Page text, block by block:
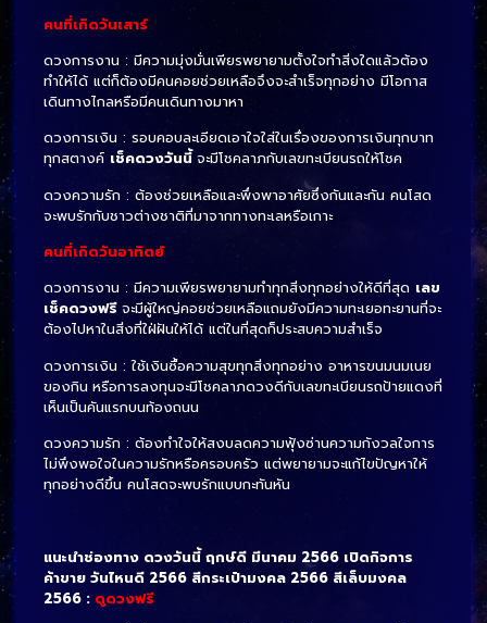
คนที่เกิดวันเสาร์
ดวงการงาน : มีความมุ่งมั่นเพียรพยายามตั้งใจทำสิ่งใดแล้วต้อง
ทำให้ได้ แต่ก็ต้องมีคนคอยช่วยเหลือจึงจะสำเร็จทุกอย่าง มีโอกาส
เดินทางไกลหรือมีคนเดินทางมาหา
ดวงการเงิน : รอบคอบละเอียดเอาใจใส่ในเรื่องของการเงินทุกบาท
ทุกสตางค์ เช็คดวงวันนี้ จะมีโชคลาภกับเลขทะเบียนรถให้โชค
ดวงความรัก : ต้องช่วยเหลือและพึ่งพาอาศัยซึ่งกันและกัน คนโสด
จะพบรักกับชาวต่างชาติที่มาจากทางทะเลหรือเกาะ
คนที่เกิดวันอาทิตย์
ดวงการงาน : มีความเพียรพยายามทำทุกสิ่งทุกอย่างให้ดีที่สุด เลข
เช็คดวงฟรี จะมีผู้ใหญ่คอยช่วยเหลือแถมยังมีความทะเยอทะยานที่จะ
ต้องไปหาในสิ่งที่ใฝ่ฝันให้ได้ แต่ในที่สุดก็ประสบความสำเร็จ
ดวงการเงิน : ใช้เงินซื้อความสุขทุกสิ่งทุกอย่าง อาหารขนมนมเนย
ของกิน หรือการลงทุนจะมีโชคลาภดวงดีกับเลขทะเบียนรถป้ายแดงที่
เห็นเป็นคันแรกบนท้องถนน
ดวงความรัก : ต้องทำใจให้สงบลดความฟุ้งซ่านความกังวลใจการ
ไม่พึงพอใจในความรักหรือครอบครัว แต่พยายามจะแก้ไขปัญหาให้
ทุกอย่างดีขึ้น คนโสดจะพบรักแบบกะทันหัน
แนะนำช่องทาง ดวงวันนี้ ฤกษ์ดี มีนาคม 2566 เปิดกิจการ
ค้าขาย วันไหนดี 2566 สีกระเป๋ามงคล 2566 สีเล็บมงคล
2566 : ดูดวงฟรี